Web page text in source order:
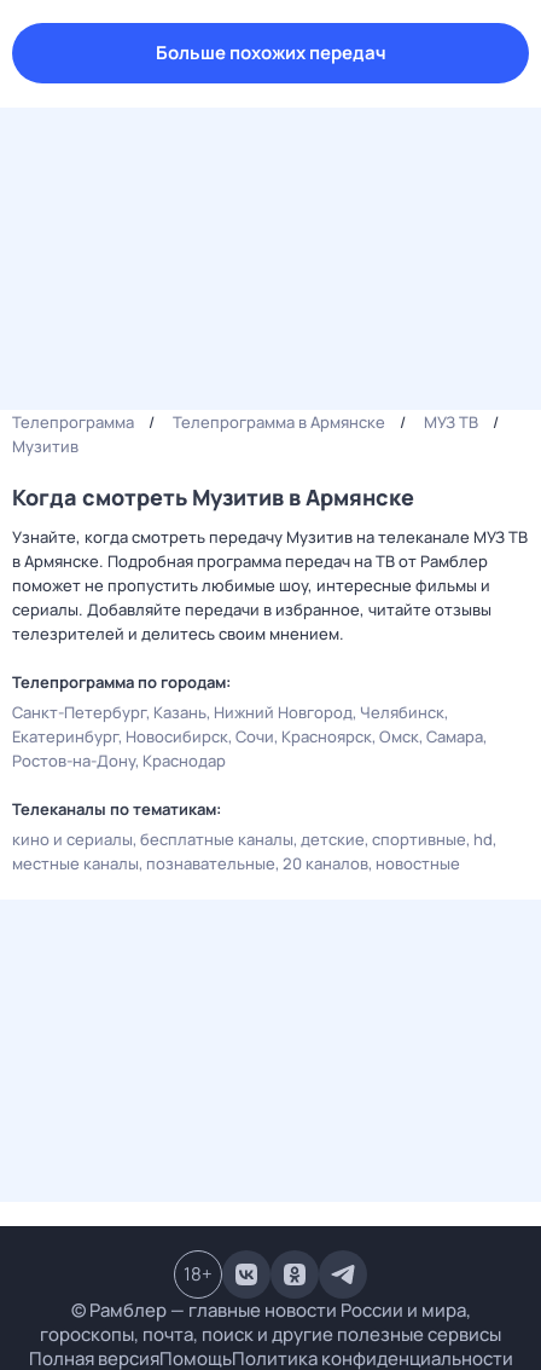
Больше похожих передач
Телепрограмма Телепрограмма в Армянске
МУЗ ТВ
Музитив
Когда смотреть Музитив в Армянске
Узнайте, когда смотреть передачу Музитив на телеканале МУЗ ТВ
в Армянске. Подробная программа передач на ТВ от Рамблер
поможет не пропустить любимые шоу, интересные фильмы и
сериалы. Добавляйте передачи в избранное, читайте отзывы
телезрителей и делитесь своим мнением.
Телепрограмма по городам:
Санкт-Петербург Казань Нижний Новгород Челябинск
Екатеринбург Новосибирск Сочи Красноярск Омск Самара
Ростов-на-Дону Краснодар
Телеканалы по тематикам:
кино и сериалы бесплатные каналы детские спортивные hd
местные каналы познавательные 20 каналов новостные
© Рамблер — главные новости России и мира,
гороскопы, почта, поиск и другие полезные сервисы
Полная версияПомощьПолитика конфиденциальности
18+